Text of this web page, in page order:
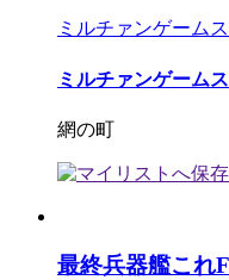
ミルチァンゲームス
ミルチァンゲームス
網の町
最終兵器艦これ